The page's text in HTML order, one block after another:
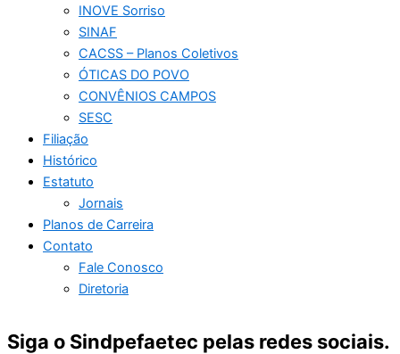
INOVE Sorriso
SINAF
CACSS – Planos Coletivos
ÓTICAS DO POVO
CONVÊNIOS CAMPOS
SESC
Filiação
Histórico
Estatuto
Jornais
Planos de Carreira
Contato
Fale Conosco
Diretoria
Siga o Sindpefaetec pelas redes sociais.